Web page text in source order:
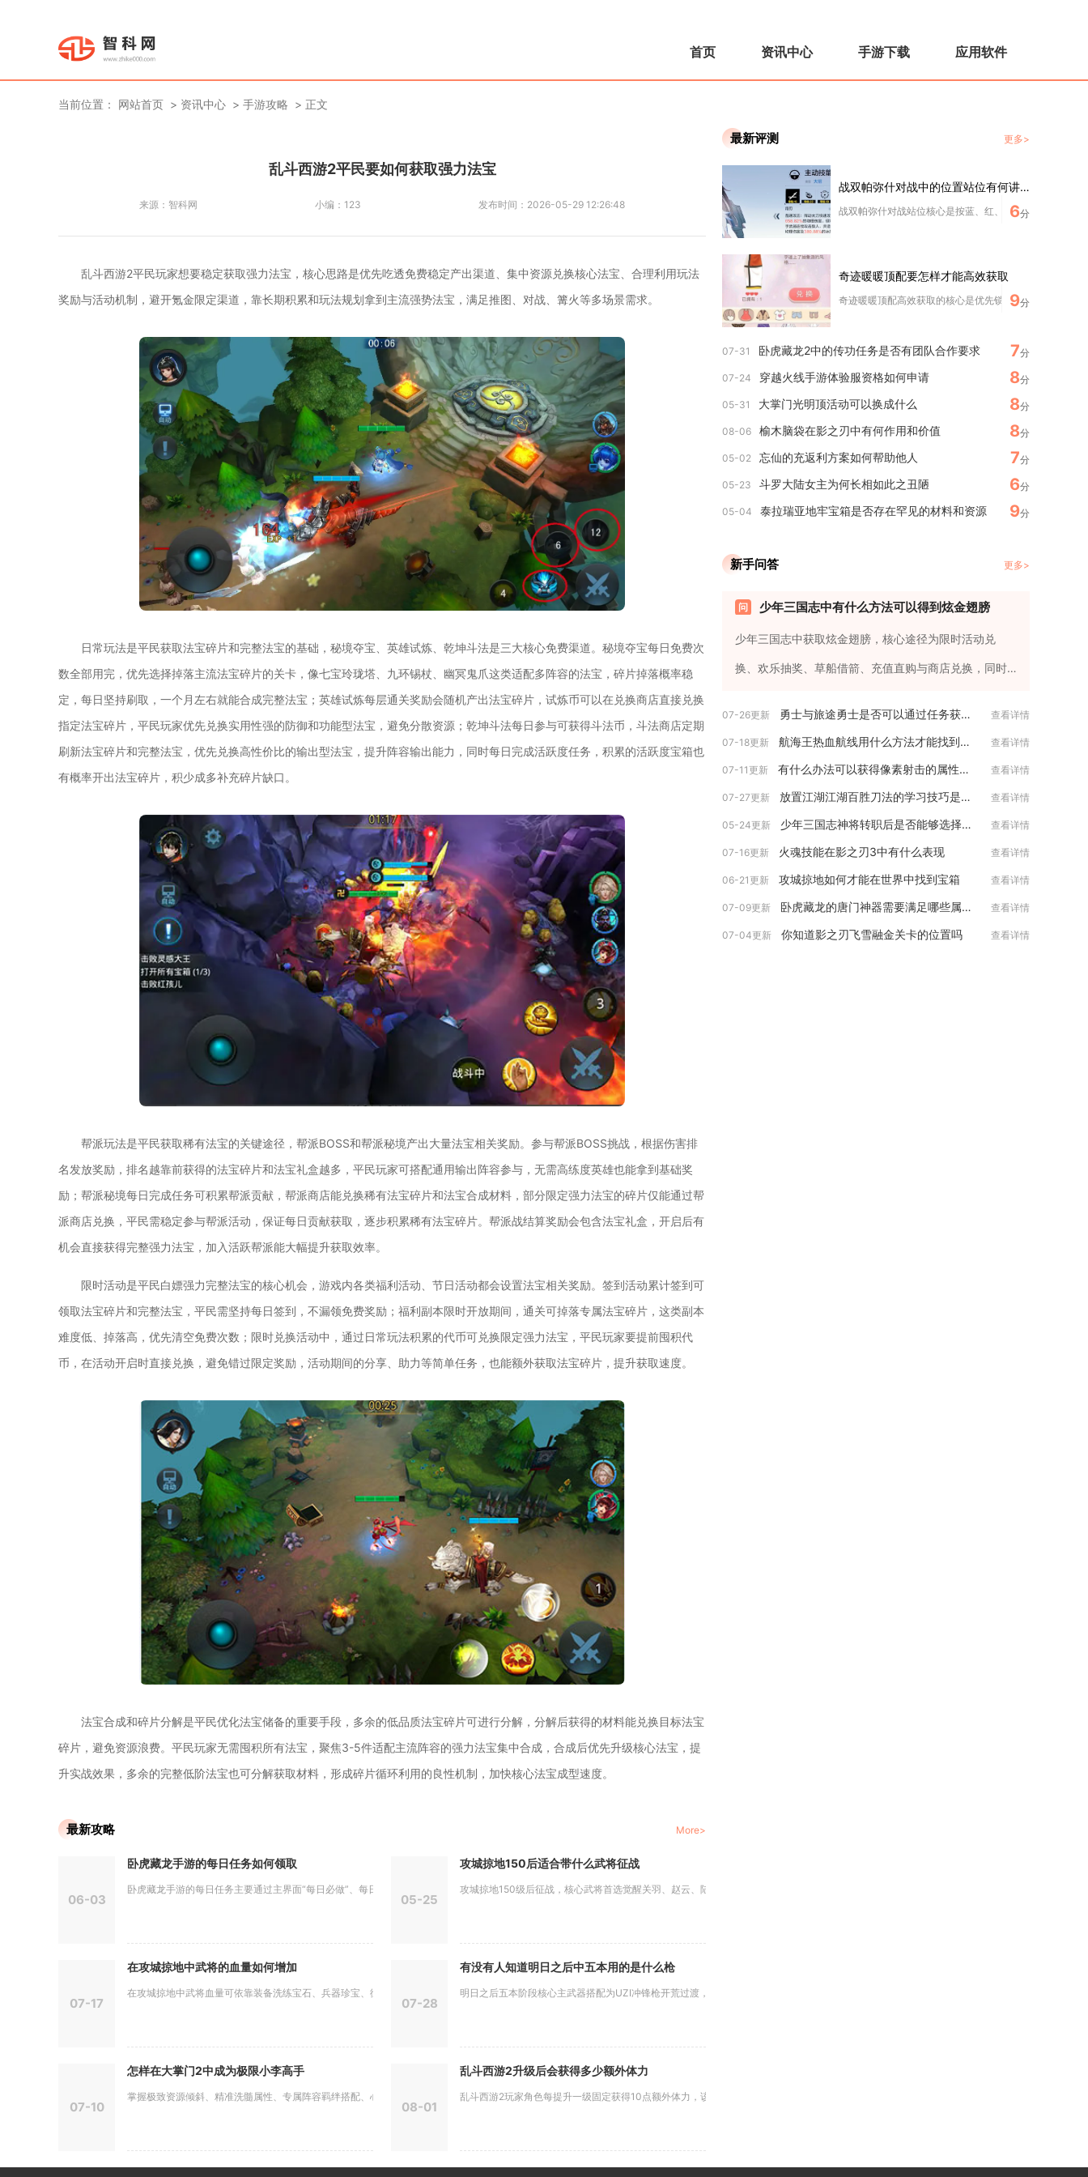
首页 资讯中心 手游下载 应用软件
当前位置： 网站首页 资讯中心 手游攻略 正文
乱斗西游2平民要如何获取强力法宝
来源： 智科网 小编： 123 发布时间： 2026-05-29 12:26:48
乱斗西游2平民玩家想要稳定获取强力法宝，核心思路是优先吃透免费稳定产出渠道、集中资源兑换核心法宝、合理利用玩法
奖励与活动机制，避开氪金限定渠道，靠长期积累和玩法规划拿到主流强势法宝，满足推图、对战、篝火等多场景需求。
日常玩法是平民获取法宝碎片和完整法宝的基础，秘境夺宝、英雄试炼、乾坤斗法是三大核心免费渠道。秘境夺宝每日免费次
数全部用完，优先选择掉落主流法宝碎片的关卡，像七宝玲珑塔、九环锡杖、幽冥鬼爪这类适配多阵容的法宝，碎片掉落概率稳
定，每日坚持刷取，一个月左右就能合成完整法宝；英雄试炼每层通关奖励会随机产出法宝碎片，试炼币可以在兑换商店直接兑换
指定法宝碎片，平民玩家优先兑换实用性强的防御和功能型法宝，避免分散资源；乾坤斗法每日参与可获得斗法币，斗法商店定期
刷新法宝碎片和完整法宝，优先兑换高性价比的输出型法宝，提升阵容输出能力，同时每日完成活跃度任务，积累的活跃度宝箱也
有概率开出法宝碎片，积少成多补充碎片缺口。
帮派玩法是平民获取稀有法宝的关键途径，帮派BOSS和帮派秘境产出大量法宝相关奖励。参与帮派BOSS挑战，根据伤害排
名发放奖励，排名越靠前获得的法宝碎片和法宝礼盒越多，平民玩家可搭配通用输出阵容参与，无需高练度英雄也能拿到基础奖
励；帮派秘境每日完成任务可积累帮派贡献，帮派商店能兑换稀有法宝碎片和法宝合成材料，部分限定强力法宝的碎片仅能通过帮
派商店兑换，平民需稳定参与帮派活动，保证每日贡献获取，逐步积累稀有法宝碎片。帮派战结算奖励会包含法宝礼盒，开启后有
机会直接获得完整强力法宝，加入活跃帮派能大幅提升获取效率。
限时活动是平民白嫖强力完整法宝的核心机会，游戏内各类福利活动、节日活动都会设置法宝相关奖励。签到活动累计签到可
领取法宝碎片和完整法宝，平民需坚持每日签到，不漏领免费奖励；福利副本限时开放期间，通关可掉落专属法宝碎片，这类副本
难度低、掉落高，优先清空免费次数；限时兑换活动中，通过日常玩法积累的代币可兑换限定强力法宝，平民玩家要提前囤积代
币，在活动开启时直接兑换，避免错过限定奖励，活动期间的分享、助力等简单任务，也能额外获取法宝碎片，提升获取速度。
法宝合成和碎片分解是平民优化法宝储备的重要手段，多余的低品质法宝碎片可进行分解，分解后获得的材料能兑换目标法宝
碎片，避免资源浪费。平民玩家无需囤积所有法宝，聚焦3-5件适配主流阵容的强力法宝集中合成，合成后优先升级核心法宝，提
升实战效果，多余的完整低阶法宝也可分解获取材料，形成碎片循环利用的良性机制，加快核心法宝成型速度。
最新攻略 More>
06-03
卧虎藏龙手游的每日任务如何领取
卧虎藏龙手游的每日任务主要通过主界面“每日必做”、每日活动面...
05-25
攻城掠地150后适合带什么武将征战
攻城掠地150级后征战，核心武将首选觉醒关羽、赵云、陆逊、周...
07-17
在攻城掠地中武将的血量如何增加
在攻城掠地中武将血量可依靠装备洗练宝石、兵器珍宝、御宝突破、...
07-28
有没有人知道明日之后中五本用的是什么枪
明日之后五本阶段核心主武器搭配为UZI冲锋枪开荒过渡，UMP...
07-10
怎样在大掌门2中成为极限小李高手
掌握极致资源倾斜、精准洗髓属性、专属阵容羁绊搭配、心法神兵定...
08-01
乱斗西游2升级后会获得多少额外体力
乱斗西游2玩家角色每提升一级固定获得10点额外体力，该奖励仅...
最新评测 更多>
战双帕弥什对战中的位置站位有何讲究
战双帕弥什对战站位核心是按蓝、红、黄位匹配角色机制
6分
奇迹暖暖顶配要怎样才能高效获取
奇迹暖暖顶配高效获取的核心是优先锁定限定活动顶配、
9分
07-31 卧虎藏龙2中的传功任务是否有团队合作要求 7分
07-24 穿越火线手游体验服资格如何申请 8分
05-31 大掌门光明顶活动可以换成什么 8分
08-06 榆木脑袋在影之刃中有何作用和价值 8分
05-02 忘仙的充返利方案如何帮助他人 7分
05-23 斗罗大陆女主为何长相如此之丑陋 6分
05-04 泰拉瑞亚地牢宝箱是否存在罕见的材料和资源 9分
新手问答 更多>
少年三国志中有什么方法可以得到炫金翅膀
少年三国志中获取炫金翅膀，核心途径为限时活动兑
换、欢乐抽奖、草船借箭、充值直购与商店兑换，同时
07-26更新 勇士与旅途勇士是否可以通过任务获取旅途金币 查看详情
07-18更新 航海王热血航线用什么方法才能找到艾斯 查看详情
07-11更新 有什么办法可以获得像素射击的属性点吗 查看详情
07-27更新 放置江湖江湖百胜刀法的学习技巧是什么 查看详情
05-24更新 少年三国志神将转职后是否能够选择新的职业 查看详情
07-16更新 火魂技能在影之刃3中有什么表现 查看详情
06-21更新 攻城掠地如何才能在世界中找到宝箱 查看详情
07-09更新 卧虎藏龙的唐门神器需要满足哪些属性要求 查看详情
07-04更新 你知道影之刃飞雪融金关卡的位置吗 查看详情